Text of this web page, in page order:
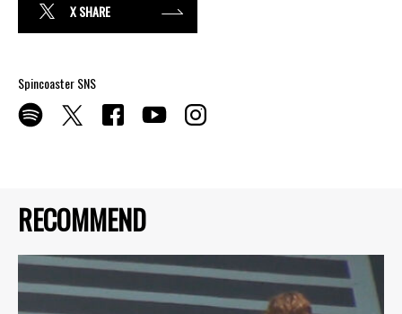
RECOMMEND
X SHARE
Spincoaster SNS